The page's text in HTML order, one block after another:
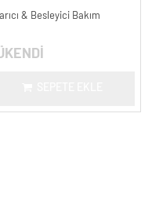
& Besleyici Bakım